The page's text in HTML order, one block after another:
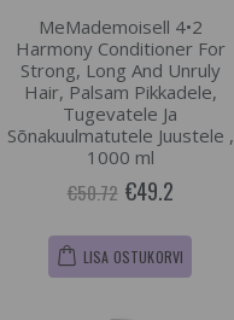
MeMademoisell 4•2
Harmony Conditioner For
Strong, Long And Unruly
Hair, Palsam Pikkadele,
Tugevatele Ja
Sõnakuulmatutele Juustele ,
1000 ml
€50.72 €49.2
LISA OSTUKORVI